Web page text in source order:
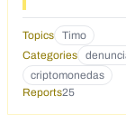
https://
+026_ES+-
Topics Timo
Categories
criptomonedas
Reports25